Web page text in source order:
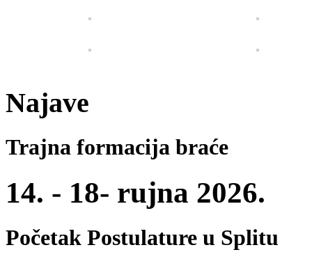
Najave
Trajna formacija braće
14. - 18- rujna 2026.
Početak Postulature u Splitu